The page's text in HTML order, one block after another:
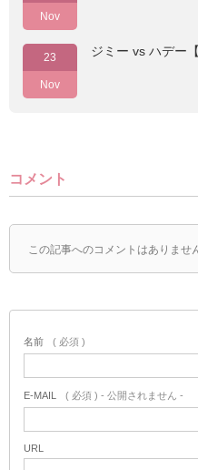
Nov
23
Nov
ジミー vs ハデー
コメント
この記事へのコメントはありませ
名前 ( 必須 )
E-MAIL ( 必須 ) - 公開されません -
URL